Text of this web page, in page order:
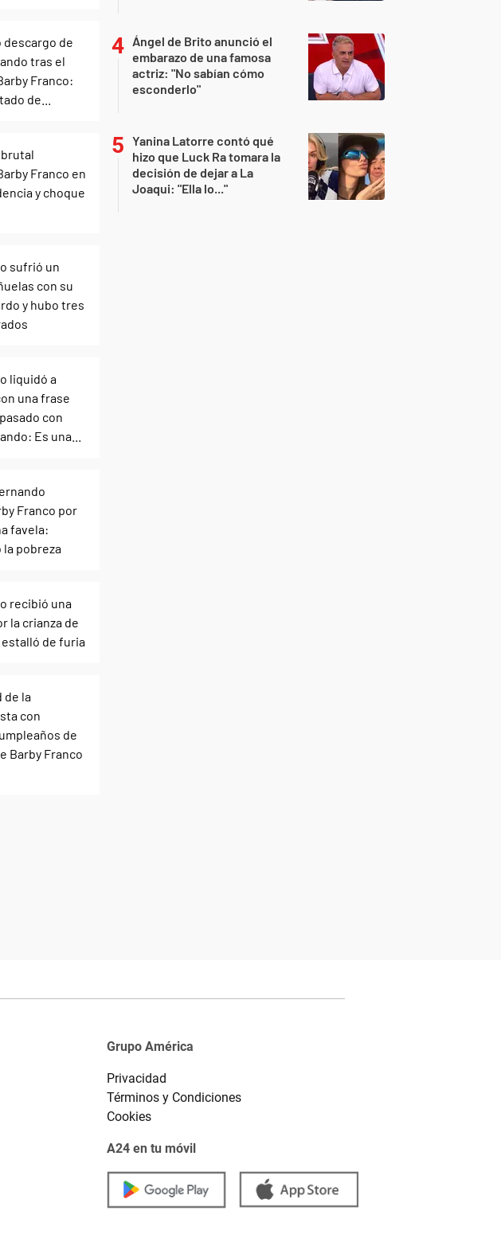
Ángel de Brito anunció el
embarazo de una famosa
actriz: "No sabían cómo
esconderlo"
Yanina Latorre contó qué
hizo que Luck Ra tomara la
decisión de dejar a La
Joaqui: "Ella lo..."
Grupo América
Privacidad
Términos y Condiciones
Cookies
A24 en tu móvil